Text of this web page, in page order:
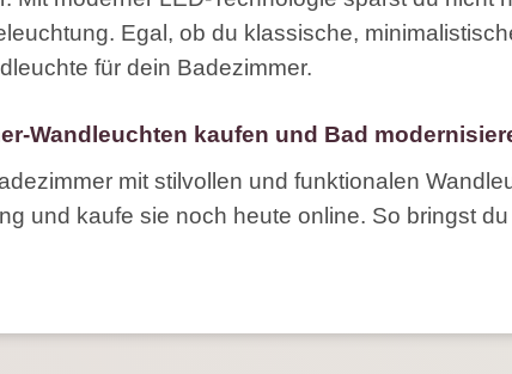
Egal, ob du klassische,
für dein Badezimmer.
Wandleuchten kaufen und Bad
mit stilvollen und funktionalen
und kaufe sie noch heute online. So bringst